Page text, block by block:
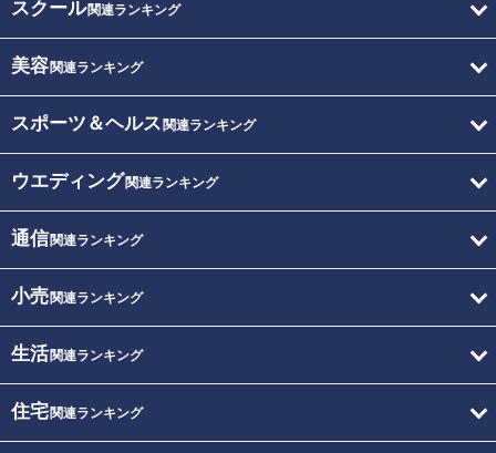
スクール関連ランキング
美容関連ランキング
スポーツ＆ヘルス 関連ランキング
ウエディング関連ランキング
通信関連ランキング
小売関連ランキング
生活関連ランキング
住宅関連ランキング